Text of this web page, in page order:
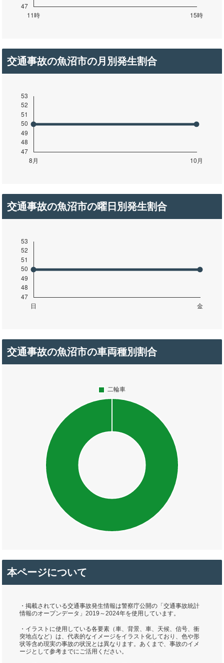
交通事故の魚沼市の月別発生割合
交通事故の魚沼市の曜日別発生割合
交通事故の魚沼市の車両種別割合
本ページについて
・掲載されている交通事故発生情報は警察庁公開の「交通事故統計
情報のオープンデータ」2019～2024年を使用しています。
・イラストに使用している各要素（車、背景、車、天候、信号、衝
突地点など）は、代表的なイメージをイラスト化しており、色や形
状等含め現実の事故の状況とは異なります。あくまで、事故のイメ
ージとして参考までにご活用ください。